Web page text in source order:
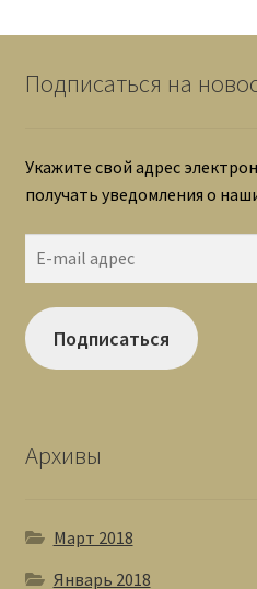
Подписаться на
Укажите свой адрес
получать уведомления о
Подписаться
Архивы
Март 2018
Январь 2018